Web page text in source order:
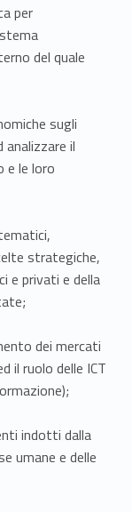
per
del quale
sugli
il
e le loro
strategiche,
e privati e della
dei mercati
il ruolo delle ICT
indotti dalla
umane e delle